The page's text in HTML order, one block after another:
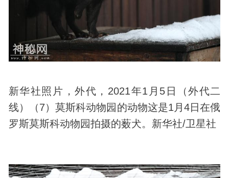
新华社照片，外代，2021年1月5日（外代二
线）（7）莫斯科动物园的动物这是1月4日在俄
罗斯莫斯科动物园拍摄的薮犬。新华社/卫星社